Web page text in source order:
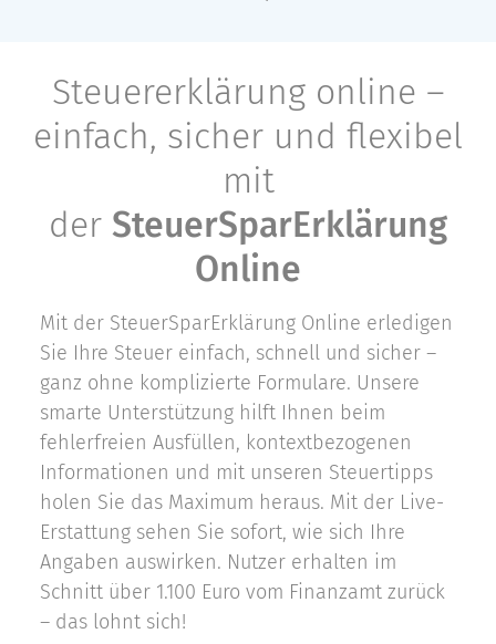
Steuererklärung online –
einfach, sicher und flexibel
mit
der SteuerSparErklärung
Online
Mit der SteuerSparErklärung Online erledigen
Sie Ihre Steuer einfach, schnell und sicher –
ganz ohne komplizierte Formulare. Unsere
smarte Unterstützung hilft Ihnen beim
fehlerfreien Ausfüllen, kontextbezogenen
Informationen und mit unseren Steuertipps
holen Sie das Maximum heraus. Mit der Live-
Erstattung sehen Sie sofort, wie sich Ihre
Angaben auswirken. Nutzer erhalten im
Schnitt über 1.100 Euro vom Finanzamt zurück
– das lohnt sich!